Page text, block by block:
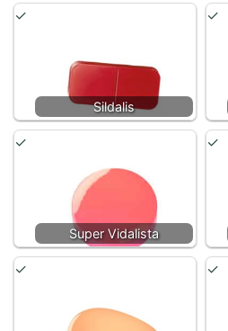
Sildalis
Super Vidalista